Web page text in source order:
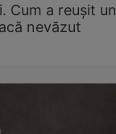
Cum a reușit un
nevăzut